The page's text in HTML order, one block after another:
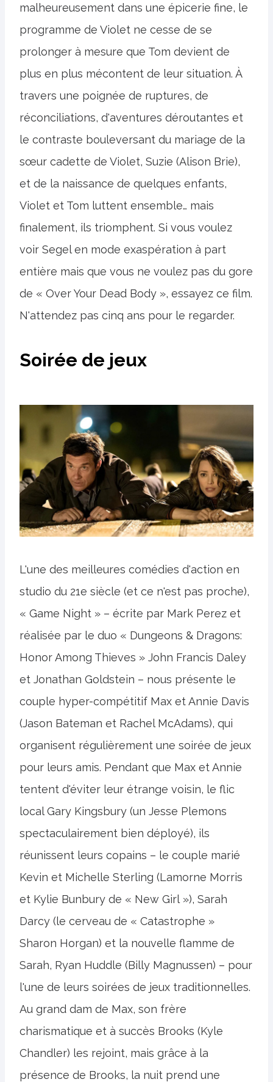
malheureusement dans une épicerie fine, le
programme de Violet ne cesse de se
prolonger à mesure que Tom devient de
plus en plus mécontent de leur situation. À
travers une poignée de ruptures, de
réconciliations, d'aventures déroutantes et
le contraste bouleversant du mariage de la
sœur cadette de Violet, Suzie (Alison Brie),
et de la naissance de quelques enfants,
Violet et Tom luttent ensemble… mais
finalement, ils triomphent. Si vous voulez
voir Segel en mode exaspération à part
entière mais que vous ne voulez pas du gore
de « Over Your Dead Body », essayez ce film.
N'attendez pas cinq ans pour le regarder.
Soirée de jeux
L'une des meilleures comédies d'action en
studio du 21e siècle (et ce n'est pas proche),
« Game Night » – écrite par Mark Perez et
réalisée par le duo « Dungeons & Dragons:
Honor Among Thieves » John Francis Daley
et Jonathan Goldstein – nous présente le
couple hyper-compétitif Max et Annie Davis
(Jason Bateman et Rachel McAdams), qui
organisent régulièrement une soirée de jeux
pour leurs amis. Pendant que Max et Annie
tentent d'éviter leur étrange voisin, le flic
local Gary Kingsbury (un Jesse Plemons
spectaculairement bien déployé), ils
réunissent leurs copains – le couple marié
Kevin et Michelle Sterling (Lamorne Morris
et Kylie Bunbury de « New Girl »), Sarah
Darcy (le cerveau de « Catastrophe »
Sharon Horgan) et la nouvelle flamme de
Sarah, Ryan Huddle (Billy Magnussen) – pour
l'une de leurs soirées de jeux traditionnelles.
Au grand dam de Max, son frère
charismatique et à succès Brooks (Kyle
Chandler) les rejoint, mais grâce à la
présence de Brooks, la nuit prend une